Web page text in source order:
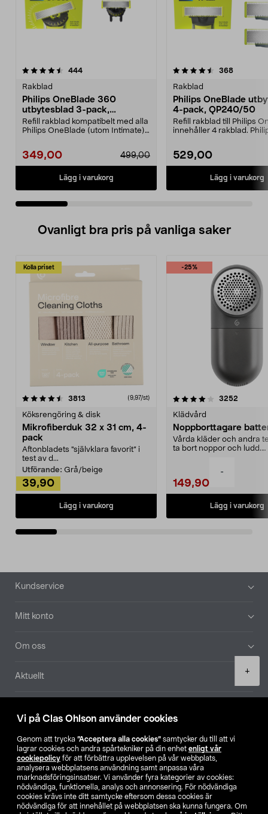
Vi på Clas Ohlson använder cookies
Genom att trycka ”Acceptera alla cookies” samtycker du till att vi
lagrar cookies och andra spårtekniker på din enhet enligt vår
cookiepolicy för att förbättra upplevelsen på vår webbplats,
analysera webbplatsens användning samt anpassa våra
marknadsföringsinsatser. Vi använder fyra kategorier av cookies:
nödvändiga, funktionella, analys och annonsering. För nödvändiga
cookies krävs inte ditt samtycke eftersom dessa cookies är
nödvändiga för att innehållet på webbplatsen ska kunna fungera. Om
-
+
444recensioner
Rakblad
Philips OneBlade 360
utbytesblad 3-pack,
QP430/50
Refill rakblad kompatibelt med alla
Philips OneBlade (utom Intimate).
349,00 499,00
Lägg i varukorg
4.5 av 5 stjärnor 368
Rakblad
Philips OneBlade
4-pack, QP240/50
Refill rakblad till Philips
innehåller 4 rakblad.
529,00
Lägg i varukorg
3.5 av 5 stjärnor
Ovanligt bra pris på vanliga saker
Kolla priset
3813 (9,97/st)
Köksrengöring & disk
Mikrofiberduk 32 x 31 cm, 4-
pack
Aftonbladets "självklara favorit” i
test av d...
Utförande: Grå/beige
39,90
Lägg i varukorg
-25%
4.0av 5 stjärnor 3252
Klädvård
Noppborttagare
Vårda kläder och andra
ta bort noppor och ludd.
149,90
Lägg i varukorg
4.5av 5 stjärnor
Sidfot
Kundservice
Mitt konto
Om oss
Aktuellt
Hitta butik
SE NO FI